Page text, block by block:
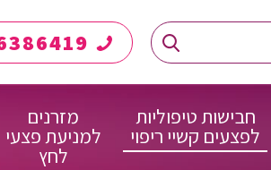
חבישות טיפוליות
לפצעים קשיי ריפוי
מזרנים
למניעת פצעי
לחץ